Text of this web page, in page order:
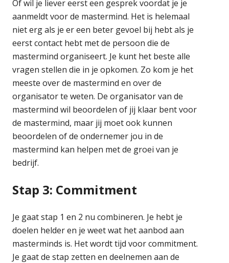
Of wil je liever eerst een gesprek voordat je je
aanmeldt voor de mastermind. Het is helemaal
niet erg als je er een beter gevoel bij hebt als je
eerst contact hebt met de persoon die de
mastermind organiseert. Je kunt het beste alle
vragen stellen die in je opkomen. Zo kom je het
meeste over de mastermind en over de
organisator te weten. De organisator van de
mastermind wil beoordelen of jij klaar bent voor
de mastermind, maar jij moet ook kunnen
beoordelen of de ondernemer jou in de
mastermind kan helpen met de groei van je
bedrijf.
Stap 3: Commitment
Je gaat stap 1 en 2 nu combineren. Je hebt je
doelen helder en je weet wat het aanbod aan
masterminds is. Het wordt tijd voor commitment.
Je gaat de stap zetten en deelnemen aan de